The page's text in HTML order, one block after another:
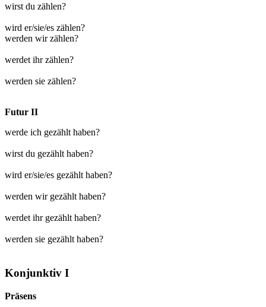
wirst du zählen?
wird er/sie/es zählen?
werden wir zählen?
werdet ihr zählen?
werden sie zählen?
Futur II
werde ich gezählt haben?
wirst du gezählt haben?
wird er/sie/es gezählt haben?
werden wir gezählt haben?
werdet ihr gezählt haben?
werden sie gezählt haben?
Konjunktiv I
Präsens